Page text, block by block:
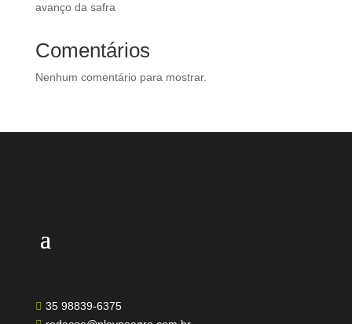
avanço da safra
Comentários
Nenhum comentário para mostrar.
 35 98839-6375